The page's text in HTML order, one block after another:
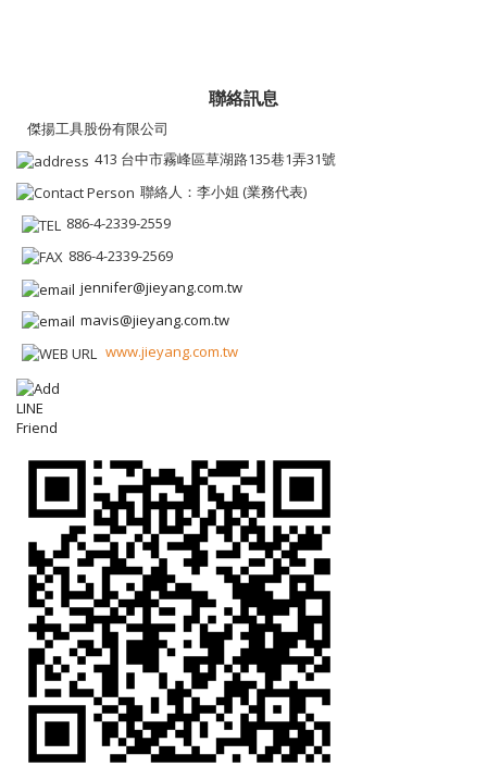
聯絡訊息
傑揚工具股份有限公司
413 台中市霧峰區草湖路135巷1弄31號
聯絡人：李小姐 (業務代表)
886-4-2339-2559
886-4-2339-2569
jennifer@jieyang.com.tw
mavis@jieyang.com.tw
www.jieyang.com.tw